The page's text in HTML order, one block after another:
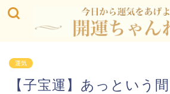
運気
【子宝運】あっという